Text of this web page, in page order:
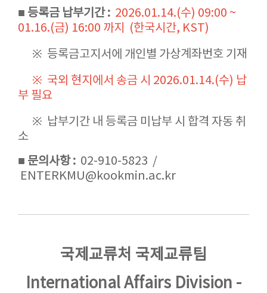
■ 등록금 납부기간 : 2026.01.14.(수) 09:00 ~
01.16.(금) 16:00 까지 (한국시간, KST)
※ 등록금고지서에 개인별 가상계좌번호 기재
※ 국외 현지에서 송금 시 2026.01.14.(수) 납
부 필요
※ 납부기간 내 등록금 미납부 시 합격 자동 취
소
■ 문의사항 : 02-910-5823 /
ENTERKMU@kookmin.ac.kr
국제교류처 국제교류팀
International Affairs Division -